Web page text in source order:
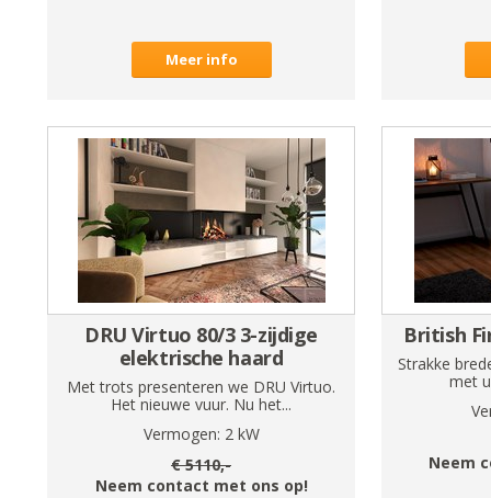
Meer info
DRU Virtuo 80/3 3-zijdige
elektrische haard
Met trots presenteren we DRU Virtuo.
Het nieuwe vuur. Nu het...
Vermogen: 2kW
€5110,-
Neem contact met ons op!
British
Strakke
met
Neem